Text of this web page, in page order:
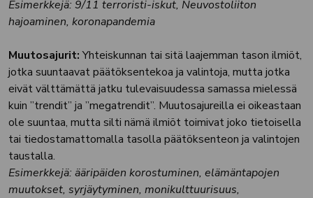
Esimerkkejä: 9/11 terroristi-iskut, Neuvostoliiton
hajoaminen, koronapandemia
Muutosajurit:Yhteiskunnan tai sitä laajemman tason ilmiöt,
jotka suuntaavat päätöksentekoa ja valintoja, mutta jotka
eivät välttämättä jatku tulevaisuudessa samassa mielessä
kuin ”trendit” ja ”megatrendit”. Muutosajureilla ei oikeastaan
ole suuntaa, mutta silti nämä ilmiöt toimivat joko tietoisella
tai tiedostamattomalla tasolla päätöksenteon ja valintojen
taustalla.
Esimerkkejä: ääripäiden korostuminen, elämäntapojen
muutokset, syrjäytyminen, monikulttuurisuus,